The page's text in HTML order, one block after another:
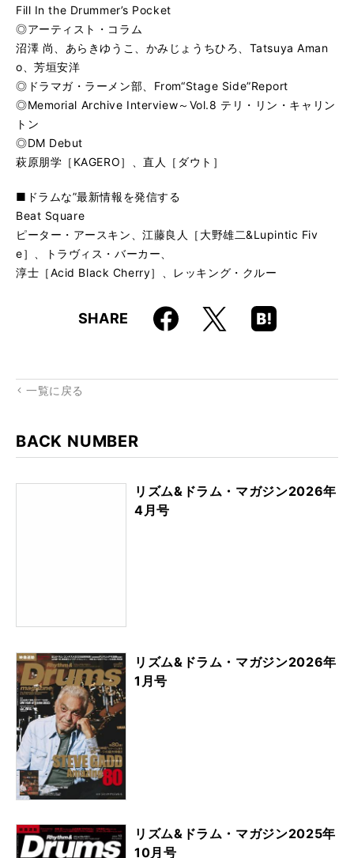
Fill In the Drummer’s Pocket
◎アーティスト・コラム
沼澤 尚、あらきゆうこ、かみじょうちひろ、Tatsuya Aman
o、芳垣安洋
◎ドラマガ・ラーメン部、From“Stage Side”Report
◎Memorial Archive Interview～Vol.8 テリ・リン・キャリン
トン
◎DM Debut
萩原朋学［KAGERO］、直人［ダウト］
■ドラムな”最新情報を発信する
Beat Square
ピーター・アースキン、江藤良人［大野雄二&Lupintic Fiv
e］、トラヴィス・バーカー、
淳士［Acid Black Cherry］、レッキング・クルー
SHARE Faceboo
k
X
Hatena
Boo
一覧に戻る
BACK NUMBER
リズム&ドラム・マガジン2026年
4月号
リズム&ドラム・マガジン2026年
1月号
リズム&ドラム・マガジン2025年
10月号